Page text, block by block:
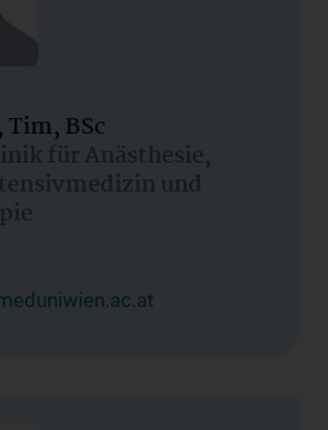
BSc
für Anästhesie,
und